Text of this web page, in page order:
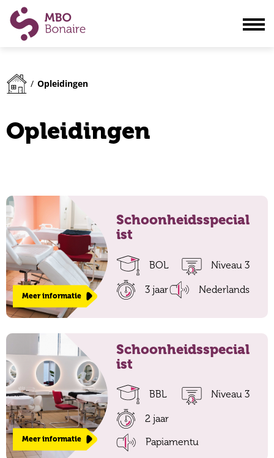
Opleidingen
Scholieren
Bedrijven
Praktisch
Organisatie
Contact
/ Opleidingen
Opleidingen
Meer informatie
Schoonheidsspecial
ist
BOL Niveau 3
3 jaar Nederlands
Meer informatie
Schoonheidsspecial
ist
BBL Niveau 3
2 jaar
Papiamentu